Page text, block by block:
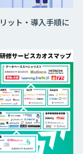
ット・導入手順に